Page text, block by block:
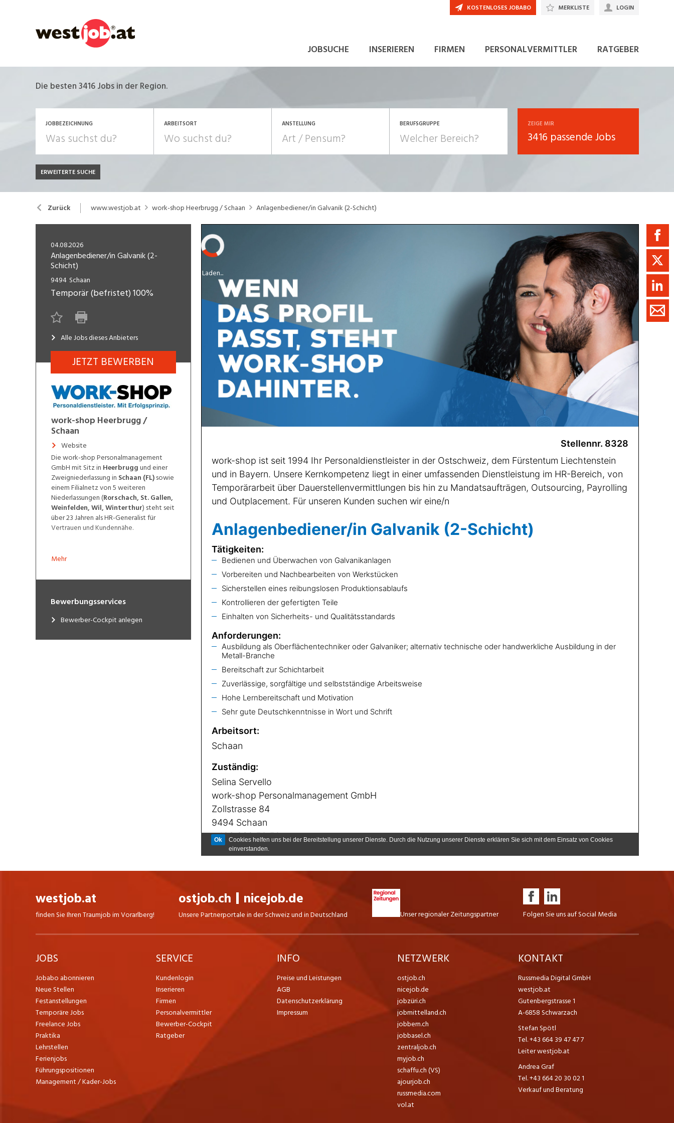
JOBSUCHE INSERIEREN FIRMEN PERSONALVERMITTLER RATGEBER
KOSTENLOSES JOBABO MERKLISTE LOGIN
Die besten 3416 Jobs in der Region.
JOBBEZEICHNUNG ARBEITSORT ANSTELLUNG
JOB-TYP
Festanstellung
Temporär (befristet)
Freelance
Praktikum
Lehrstelle
Management / Kader
BERUFSGRUPPE
Bank, Versicherung
Chemie, Pharma, Biotechnologie
Consulting, Human Resources Einkauf, Logistik, Transport,
Verkehr
Engineering, Technik, Architektur
Finanzen, Controlling, Treuhand,
Recht
Gastronomie, Hotellerie,
Tourismus, Lebensmittel Reinigung
Informatik, Telekommunikation
Kaufm. Berufe, Kundendienst,
Verwaltung
Körperpflege, Wellness
Marketing, Kommunikation,
Medien, Druck
Mechanik, Elektronik, Optik, Textil
(Fertigung)
Medizin, Gesundheitswesen,
Pflege
Verkauf, Handel, Kundenberatung,
Aussendienst Sicherheit, Rettung, Polizei, Zoll
ZEIGE MIR
3416 passende Jobs
ERWEITERTE SUCHE
Zurück www.westjob.at work-shop Heerbrugg / Schaan Anlagenbediener/in Galvanik (2-Schicht)
JETZT BEWERBEN
04.08.2026
Anlagenbediener/in Galvanik (2-
Schicht)
9494 Schaan
Temporär (befristet)100%
Alle Jobs dieses Anbieters
JETZT BEWERBEN
work-shop Heerbrugg /
Schaan
Website
Die work-shop Personalmanagement
GmbH mit Sitz in Heerbruggund einer
Zweigniederlassung in Schaan (FL)sowie
einem Filialnetz von 5 weiteren
Niederlassungen (Rorschach, St. Gallen,
Weinfelden, Wil, Winterthur) steht seit
über 23 Jahren als HR-Generalist für
Vertrauen und Kundennähe.
Mehr
Bewerbungsservices
Bewerber-Cockpit anlegen
Laden...
westjob.at
finden Sie Ihren Traumjob im Vorarlberg!
ostjob.ch nicejob.de
Unsere Partnerportale in der Schweiz und in Deutschland Unser regionaler Zeitungspartner Folgen Sie uns auf Social Media
JOBS
Jobabo abonnieren
Neue Stellen
Festanstellungen
Temporäre Jobs
Freelance Jobs
Praktika
Lehrstellen
Ferienjobs
Führungspositionen
Management / Kader-Jobs
SERVICE
Kundenlogin
Inserieren
Firmen
Personalvermittler
Bewerber-Cockpit
Ratgeber
INFO
Preise und Leistungen
AGB
Datenschutzerklärung
Impressum
NETZWERK
ostjob.ch
nicejob.de
jobzüri.ch
jobmittelland.ch
jobbern.ch
jobbasel.ch
zentraljob.ch
myjob.ch
schaffu.ch (VS)
ajourjob.ch
russmedia.com
vol.at
KONTAKT
Russmedia Digital GmbH
westjob.at
Gutenbergstrasse 1
A-6858 Schwarzach
Stefan Spötl
Tel. +43 664 39 47 47 7
Leiter westjob.at
Andrea Graf
Tel. +43 664 20 30 02 1
Verkauf und Beratung